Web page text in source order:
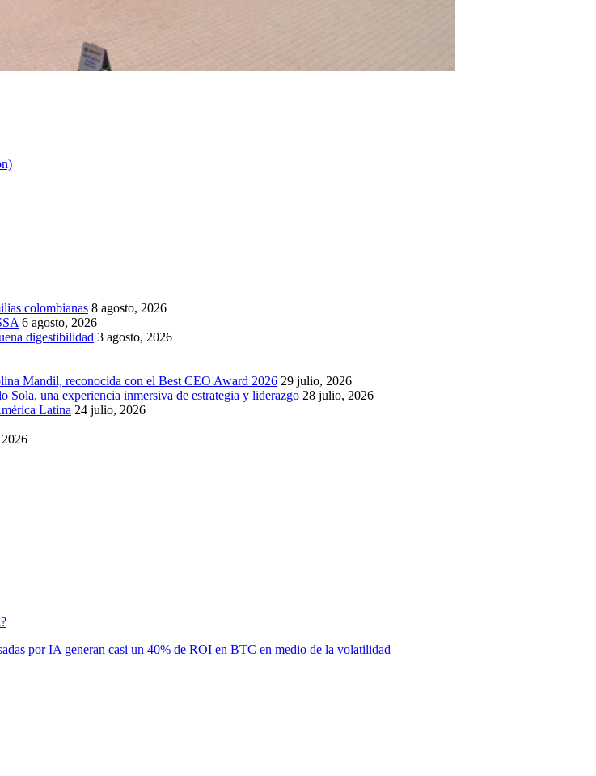
colombianas 8 agosto, 2026
6 agosto, 2026
digestibilidad 3 agosto, 2026
Mandil, reconocida con el Best CEO Award 2026 29 julio, 2026
una experiencia inmersiva de estrategia y liderazgo 28 julio, 2026
Latina 24 julio, 2026
por IA generan casi un 40% de ROI en BTC en medio de la volatilidad